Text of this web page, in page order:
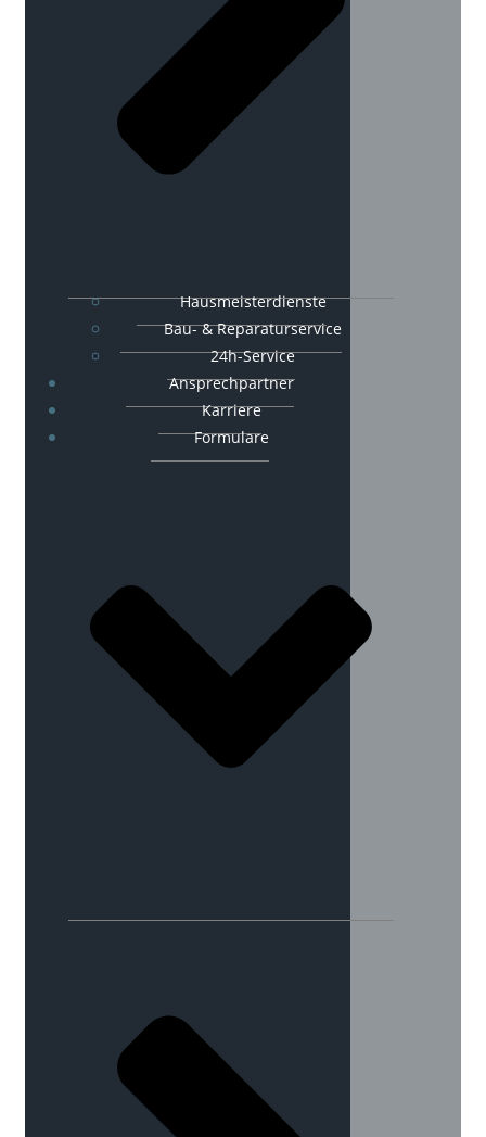
Hausmeisterdienste
Bau- & Reparaturservice
24h-Service
Ansprechpartner
Karriere
Formulare